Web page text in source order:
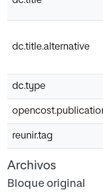
dc.title.alternative
dc.type
reunir.tag
Archivos
Bloque original